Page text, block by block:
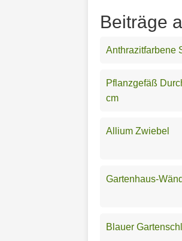
Beiträge
Anthrazitfarbene
Pflanzgefäß
cm
Allium Zwiebel
Gartenhaus-
Blauer